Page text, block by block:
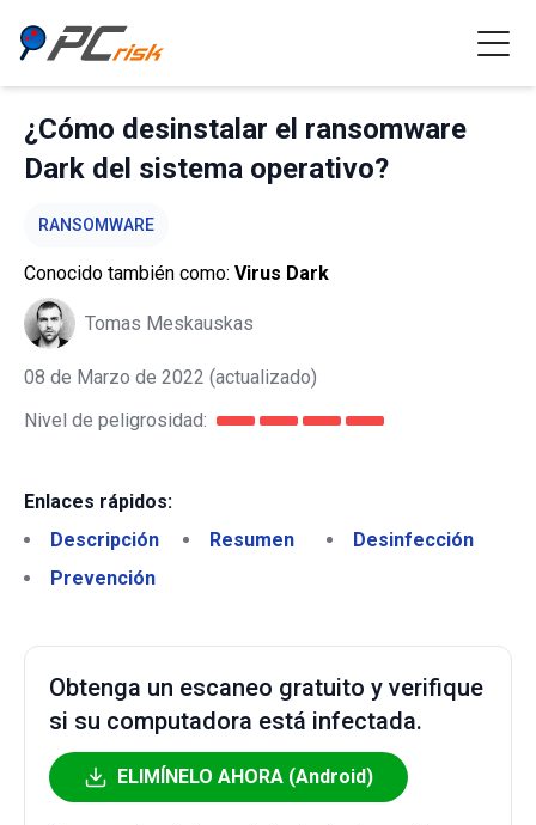
¿Cómo desinstalar el ransomware
Dark del sistema operativo?
RANSOMWARE
Conocido también como: Virus Dark
Tomas Meskauskas
08 de Marzo de 2022 (actualizado)
Nivel de peligrosidad:
Enlaces rápidos:
Descripción
Resumen
Desinfección
Prevención
Obtenga un escaneo gratuito y verifique
si su computadora está infectada.
ELIMÍNELO AHORA (Android)